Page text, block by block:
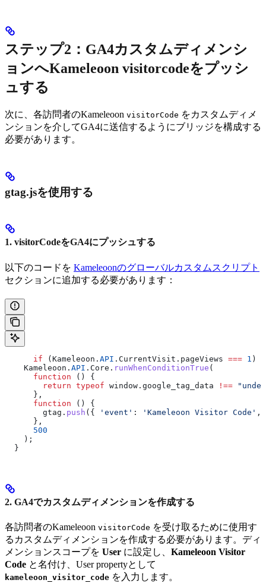
ステップ2：GA4カスタムディメンシ
ョンへKameleoon visitorcodeをプッシ
ュする
次に、各訪問者のKameleoon visitorCode をカスタムディメ
ンションを介してGA4に送信するようにブリッジを構成する
必要があります。
gtag.jsを使用する
1. visitorCodeをGA4にプッシュする
以下のコードを Kameleoonのグローバルカスタムスクリプト
セクションに追加する必要があります：
      if
( Kameleoon . API . CurrentVisit . pageViews === 1 ) {
    Kameleoon
. API . Core . runWhenConditionTrue (
      function
() {
        return
typeof window . google_tag_data !==
      },
      function
() {
        gtag
. push ({ 'event' : 'Kameleoon Visitor Code' ,
      },
      500
    );
  }
2. GA4でカスタムディメンションを作成する
各訪問者のKameleoon visitorCode を受け取るために使用す
るカスタムディメンションを作成する必要があります。ディ
メンションスコープを User に設定し、 Kameleoon Visitor
Code と名付け、User propertyとして
kameleoon_visitor_code を入力します。